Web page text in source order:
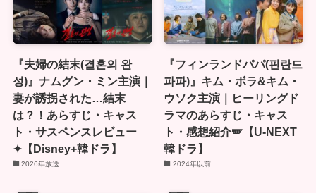
『夫婦の結末(결혼의 완
성)』ナムグン・ミン主演｜
妻が誘拐された…結末
は？！あらすじ・キャス
ト・サスペンスレビュー
✦【Disney+韓ドラ】
2026年放送
『フィンランドパパ(핀란드
파파)』キム・ボラ&キム・
ウソク主演｜ヒーリングド
ラマのあらすじ・キャス
ト・感想紹介🪽【U-NEXT
韓ドラ】
2024年以前